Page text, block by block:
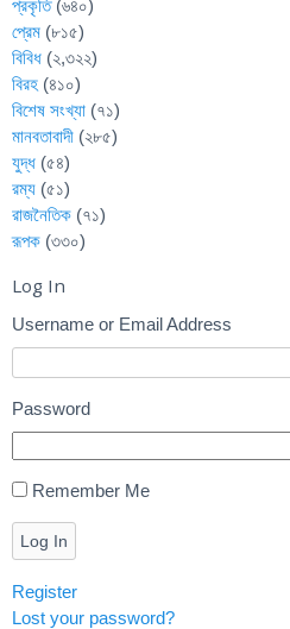
প্রকৃতি(৬৪০)
প্রেম (৮১৫)
বিবিধ (২,৩২২)
বিরহ (৪১০)
বিশেষ সংখ্যা (৭১)
মানবতাবাদী (২৮৫)
যুদ্ধ (৫৪)
রম্য (৫১)
রাজনৈতিক (৭১)
রূপক (৩৩০)
Log In
Username or Email Address
Password
Remember Me
Log In
Register
Lost your password?